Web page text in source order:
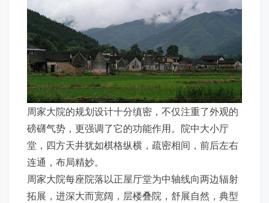
周家大院的规划设计十分缜密，不仅注重了外观的
磅礴气势，更强调了它的功能作用。院中大小厅
堂，四方天井犹如棋格纵横，疏密相间，前后左右
连通，布局精妙。
周家大院每座院落以正屋厅堂为中轴线向两边辐射
拓展，进深大而宽阔，层楼叠院，舒展自然，典型